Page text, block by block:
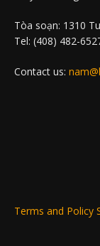
Tòa soạn: 1310
Tel: (408) 482-
Contact us:
Terms and Policy